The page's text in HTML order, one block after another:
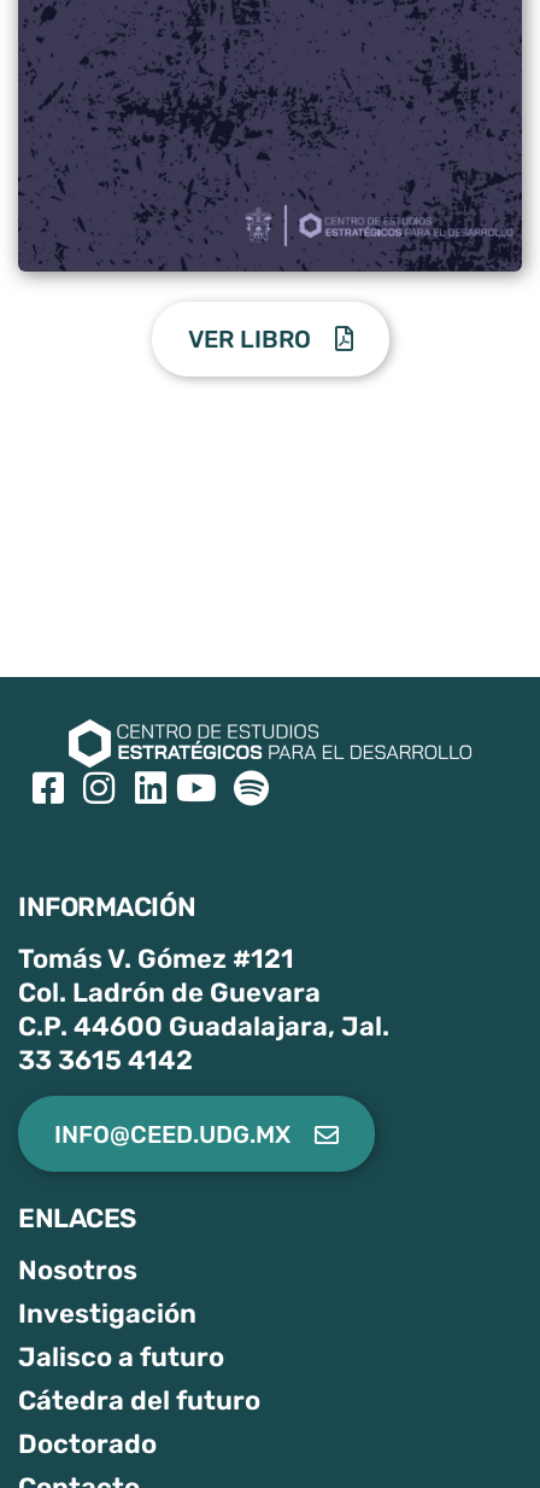
VER LIBRO
INFORMACIÓN
Tomás V. Gómez #121
Col. Ladrón de Guevara
C.P. 44600 Guadalajara, Jal.
33 3615 4142
INFO@CEED.UDG.MX
ENLACES
Nosotros
Investigación
Jalisco a futuro
Cátedra del futuro
Doctorado